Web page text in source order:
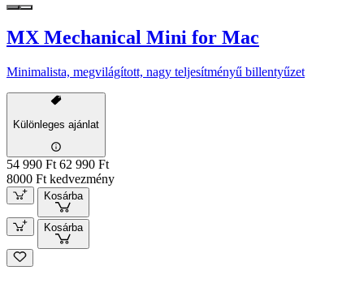
MX Mechanical Mini for Mac
Minimalista, megvilágított, nagy teljesítményű billentyűzet
Különleges ajánlat
54 990 Ft 62 990 Ft
8000 Ft kedvezmény
Kosárba
Kosárba